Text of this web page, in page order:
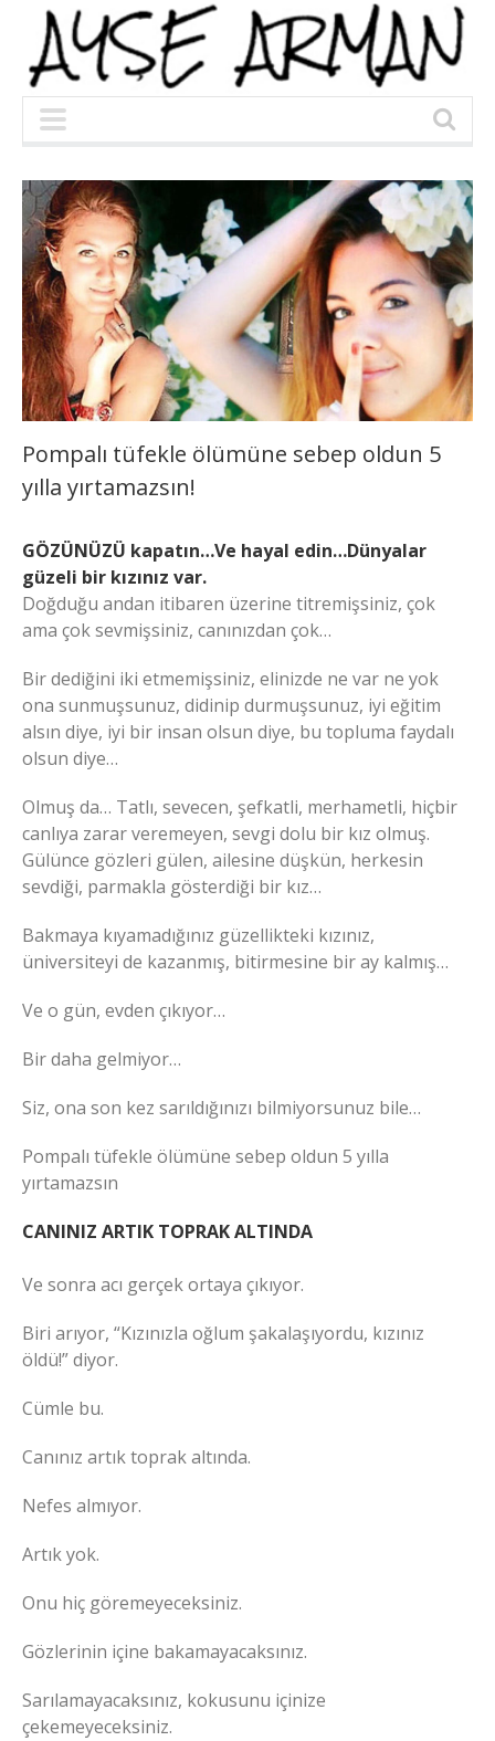
Pompalı tüfekle ölümüne sebep oldun 5
yılla yırtamazsın!
GÖZÜNÜZÜ kapatın…Ve hayal edin…Dünyalar
güzeli bir kızınız var.
Doğduğu andan itibaren üzerine titremişsiniz, çok
ama çok sevmişsiniz, canınızdan çok…
Bir dediğini iki etmemişsiniz, elinizde ne var ne yok
ona sunmuşsunuz, didinip durmuşsunuz, iyi eğitim
alsın diye, iyi bir insan olsun diye, bu topluma faydalı
olsun diye…
Olmuş da… Tatlı, sevecen, şefkatli, merhametli, hiçbir
canlıya zarar veremeyen, sevgi dolu bir kız olmuş.
Gülünce gözleri gülen, ailesine düşkün, herkesin
sevdiği, parmakla gösterdiği bir kız…
Bakmaya kıyamadığınız güzellikteki kızınız,
üniversiteyi de kazanmış, bitirmesine bir ay kalmış…
Ve o gün, evden çıkıyor…
Bir daha gelmiyor…
Siz, ona son kez sarıldığınızı bilmiyorsunuz bile…
Pompalı tüfekle ölümüne sebep oldun 5 yılla
yırtamazsın
CANINIZ ARTIK TOPRAK ALTINDA
Ve sonra acı gerçek ortaya çıkıyor.
Biri arıyor, “Kızınızla oğlum şakalaşıyordu, kızınız
öldü!” diyor.
Cümle bu.
Canınız artık toprak altında.
Nefes almıyor.
Artık yok.
Onu hiç göremeyeceksiniz.
Gözlerinin içine bakamayacaksınız.
Sarılamayacaksınız, kokusunu içinize
çekemeyeceksiniz.